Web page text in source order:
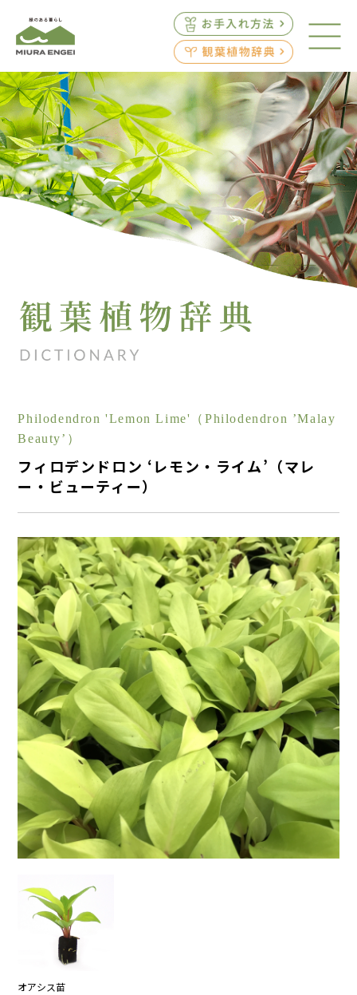
Philodendron 'Lemon Lime'（Philodendron ’Malay
Beauty’）
フィロデンドロン ‘レモン・ライム’（マレ
ー・ビューティー）
オアシス苗